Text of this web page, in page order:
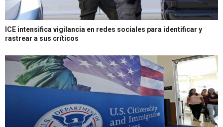
ICE intensifica vigilancia en redes sociales para identificar y
rastrear a sus críticos